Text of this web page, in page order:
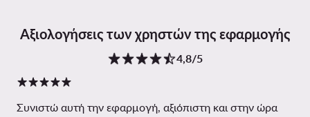
Αξιολογήσεις των χρηστών της εφαρμογής
4,8/5
Συνιστώ αυτή την εφαρμογή, αξιόπιστη και στην ώρα